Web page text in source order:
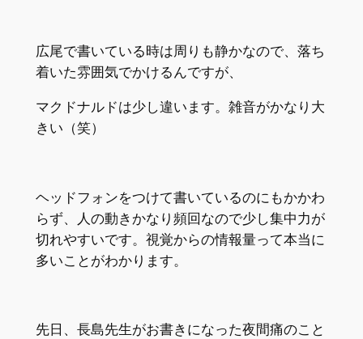
広尾で書いている時は周りも静かなので、落ち
着いた雰囲気でかけるんですが、
マクドナルドは少し違います。雑音がかなり大
きい（笑）
ヘッドフォンをつけて書いているのにもかかわ
らず、人の動きかなり頻回なので少し集中力が
切れやすいです。 視覚からの情報量って本当に
多いことがわかります。
先日、長島先生がお書きになった夜間痛のこと